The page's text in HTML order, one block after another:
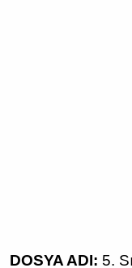
DOSYA ADI: 5.